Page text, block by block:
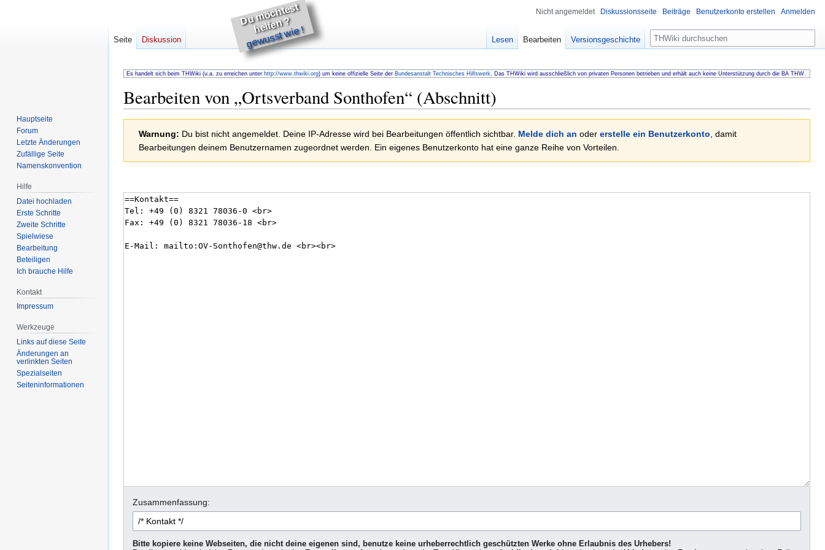
D
u
m
ö
c
ht
e
st
h
elf
e
n
?
gewusst wie !
Es handelt sich beim THWiki (u.a. zu erreichen unter http://www.thwiki.org) um keine offizielle Seite der Bundesanstalt Technisches Hilfswerk . Das THWiki wird ausschließlich von privaten Personen betrieben und erhält auch keine Unterstützung durch die BA THW.
Bearbeiten von „Ortsverband Sonthofen“ (Abschnitt)
Navigation
springen
Suche
springen
Warnung: Du bist nicht angemeldet. Deine IP-Adresse wird bei Bearbeitungen öffentlich sichtbar. Melde dich an oder erstelle ein Benutzerkonto , damit
Bearbeitungen deinem Benutzernamen zugeordnet werden. Ein eigenes Benutzerkonto hat eine ganze Reihe von Vorteilen.
Zusammenfassung:
Bitte kopiere keine Webseiten, die nicht deine eigenen sind, benutze keine urheberrechtlich geschützten Werke ohne Erlaubnis des Urhebers!
Nicht angemeldet Diskussionsseite Beiträge Benutzerkonto erstellen Anmelden
Seite Diskussion Lesen Bearbeiten Versionsgeschichte Suche
Hauptseite
Forum
Letzte Änderungen
Zufällige Seite
Namenskonvention
Hilfe
Datei hochladen
Erste Schritte
Zweite Schritte
Spielwiese
Bearbeitung
Beteiligen
Ich brauche Hilfe
Kontakt
Impressum
Werkzeuge
Links auf diese Seite
Änderungen an
verlinkten Seiten
Spezialseiten
Seiten­informationen